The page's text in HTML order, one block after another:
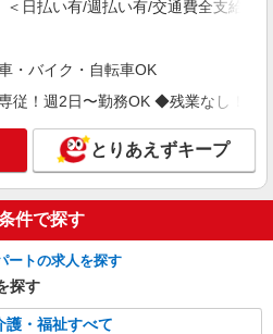
35,920円 夜勤手当：30,000円（5回
12月） ※業績による 特別報酬：平
最高額109万円） ※2025年6月支給実
善手当は試用期間中(3ヶ月)は支給なし
円〜1,500円 ▼給与詳細 処遇改
給 通勤手当 年末
り：年2回（6月・12
手当は試用期間中(3
なし
宮市上葭原町4-21
詳細を見る
日払い有/週払い有/交通費全支給(ガ
・バイク・自転車OK
従！週2日〜勤務OK ◆残業なし！朝
とりあえずキープ
件で探す
ートの求人を探す
探す
護・福祉すべて